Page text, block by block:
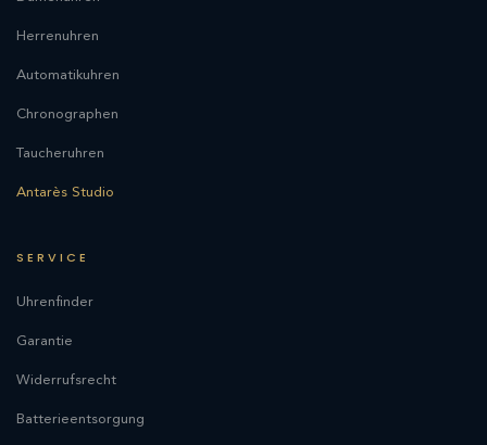
Herrenuhren
Automatikuhren
Chronographen
Taucheruhren
Antarès Studio
SERVICE
Uhrenfinder
Garantie
Widerrufsrecht
Batterieentsorgung